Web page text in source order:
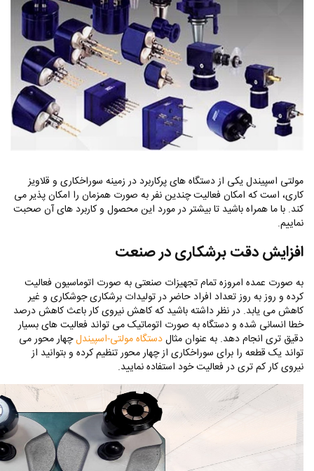
مولتی اسپیندل یکی از دستگاه های پرکاربرد در زمینه سوراخکاری و قلاویز
کاری، است که امکان فعالیت چندین نفر به صورت همزمان را امکان پذیر می
کند. با ما همراه باشید تا بیشتر در مورد این محصول و کاربرد های آن صحبت
نماییم.
افزایش دقت برشکاری در صنعت
به صورت عمده امروزه تمام تجهیزات صنعتی به صورت اتوماسیون فعالیت
کرده و روز به روز تعداد افراد حاضر در تولیدات برشکاری جوشکاری و غیر
کاهش می یابد. در نظر داشته باشید که کاهش نیروی کار باعث کاهش درصد
خطا انسانی شده و دستگاه به صورت اتوماتیک می تواند فعالیت های بسیار
دقیق تری انجام دهد. به عنوان مثالدستگاه مولتی-اسپیندلچهار محور می
تواند یک قطعه را برای سوراخکاری از چهار محور تنظیم کرده و بتوانید از
نیروی کار کم تری در فعالیت خود استفاده نمایید.